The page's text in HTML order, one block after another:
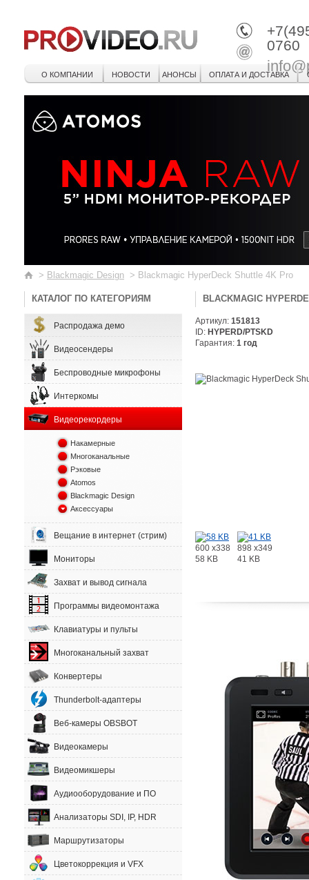
0760
О КОМПАНИИ НОВОСТИ АНОНСЫ ОПЛАТА И ДОСТАВКА
> Blackmagic Design > Blackmagic HyperDeck Shuttle 4K Pro
КАТАЛОГ ПО КАТЕГОРИЯМ
Распродажа демо
Видеосендеры
Беспроводные микрофоны
Интеркомы
Видеорекордеры
Накамерные
Многоканальные
Рэковые
Atomos
Blackmagic Design
Аксессуары
Вещание в интернет (стрим)
Мониторы
Захват и вывод сигнала
Программы видеомонтажа
Клавиатуры и пульты
Многоканальный захват
Конвертеры
Thunderbolt-адаптеры
Веб-камеры OBSBOT
Видеокамеры
Видеомикшеры
Аудиооборудование и ПО
Анализаторы SDI, IP, HDR
Маршрутизаторы
Цветокоррекция и VFX
BLACKMAGIC
Артикул: 151813
ID: HYPERD/PTSKD
Гарантия: 1 год
600 x338
58 KB
898 x349
41 KB